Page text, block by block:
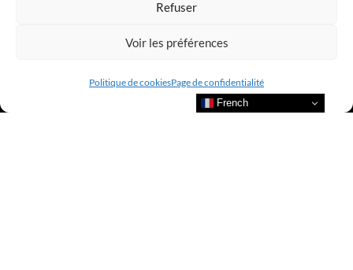
Refuser
Voir les préférences
Politique de cookiesPage de confidentialité
French